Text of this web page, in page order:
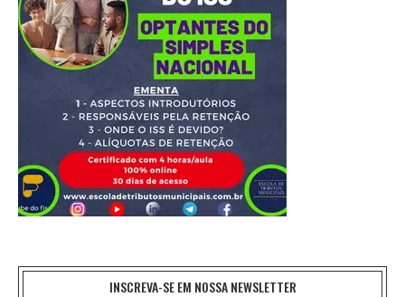
INSCREVA-SE EM NOSSA NEWSLETTER